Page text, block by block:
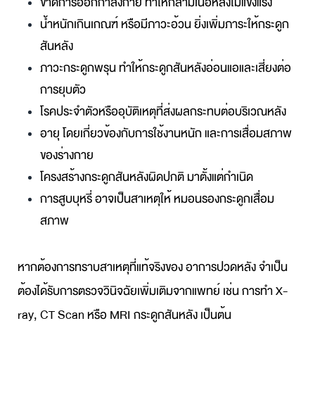
น้ำหนักเกินเกณฑ์หรือมีภาวะอ้วน ยิ่งเพิ่มภาระให้กระดูก
สันหลัง
ภาวะกระดูกพรุนทำให้กระดูกสันหลังอ่อนแอและเสี่ยงต่อ
การยุบตัว
โรคประจำตัวหรืออุบัติเหตุที่ส่งผลกระทบต่อบริเวณหลัง
อายุ โดยเกี่ยวข้องกับการใช้งานหนักและการเสื่อมสภาพ
ของร่างกาย
โครงสร้างกระดูกสันหลังผิดปกติมาตั้งแต่กำเนิด
การสูบบุหรี่อาจเป็นสาเหตุให้ หมอนรองกระดูกเสื่อม
สภาพ
หากต้องการทราบสาเหตุที่แท้จริงของ อาการปวดหลัง จำเป็น
ต้องได้รับการตรวจวินิจฉัยเพิ่มเติมจากแพทย์ เช่น การทำ X-
ray, CT Scan หรือ MRI กระดูกสันหลัง เป็นต้น